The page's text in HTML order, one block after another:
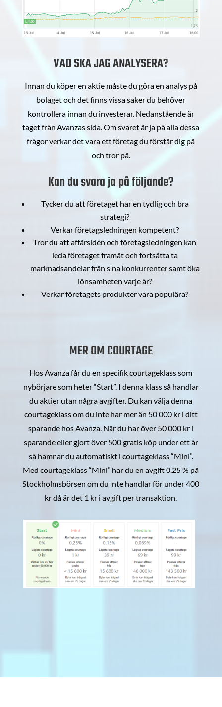
VAD SKA JAG ANALYSERA?
Innan du köper en aktie måste du göra en analys på
bolaget och det finns vissa saker du behöver
kontrollera innan du investerar. Nedanstående är
taget från Avanzas sida. Om svaret är ja på alla dessa
frågor verkar det vara ett företag du förstår dig på
och tror på.
Kan du svara ja på följande?
Tycker du att företaget har en tydlig och bra
strategi?
Verkar företagsledningen kompetent?
Tror du att affärsidén och företagsledningen kan
leda företaget framåt och fortsätta ta
marknadsandelar från sina konkurrenter samt öka
lönsamheten varje år?
Verkar företagets produkter vara populära?
MER OM COURTAGE
Hos Avanza får du en specifik courtageklass som
nybörjare som heter “Start”. I denna klass så handlar
du aktier utan några avgifter. Du kan välja denna
courtageklass om du inte har mer än 50 000 kr i ditt
sparande hos Avanza. När du har över 50 000 kr i
sparande eller gjort över 500 gratis köp under ett år
så hamnar du automatiskt i courtageklass “Mini”.
Med courtageklass “Mini” har du en avgift 0.25 % på
Stockholmsbörsen om du inte handlar för under 400
kr då är det 1 kr i avgift per transaktion.